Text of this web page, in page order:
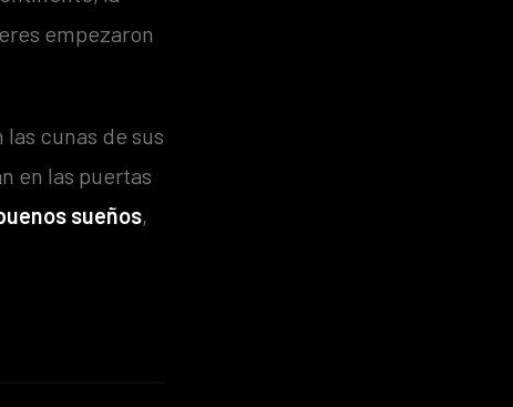
empezaron
cunas de sus
en las puertas
sueños,